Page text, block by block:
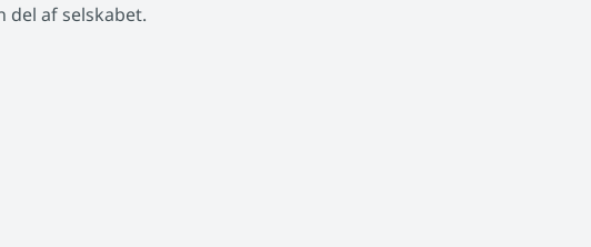
del af selskabet.